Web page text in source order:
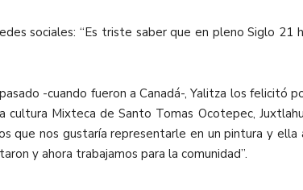
sociales: “Es triste saber que en pleno Siglo 21
-cuando fueron a Canadá-, Yalitza los felicitó
Mixteca de Santo Tomas Ocotepec,
que nos gustaría representarle en un pintura y
y ahora trabajamos para la comunidad”.